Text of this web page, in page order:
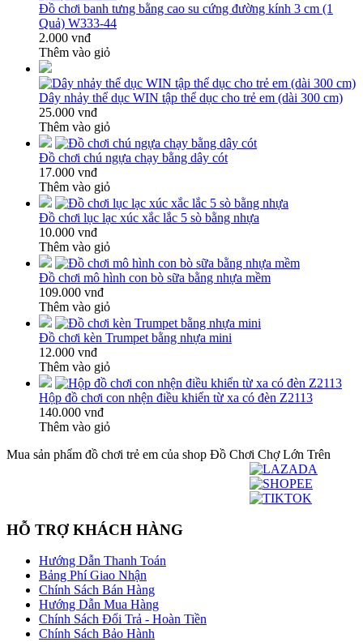
Đồ chơi banh tưng bằng cao su cứng đường kính 3 cm (1
Quả) W333-44
2.000 vnđ
Thêm vào giỏ
Dây nhảy thể dục WIN tập thể dục cho trẻ em (dài 300 cm)
25.000 vnđ
Thêm vào giỏ
Đồ chơi chú ngựa chạy bằng dây cót
17.000 vnđ
Thêm vào giỏ
Đồ chơi lục lạc xúc xắc lắc 5 sò bằng nhựa
10.000 vnđ
Thêm vào giỏ
Đồ chơi mô hình con bò sữa bằng nhựa mềm
109.000 vnđ
Thêm vào giỏ
Đồ chơi kèn Trumpet bằng nhựa mini
12.000 vnđ
Thêm vào giỏ
Hộp đồ chơi con nhện điều khiển từ xa có đèn Z2113
140.000 vnđ
Thêm vào giỏ
Mua sản phẩm đồ chơi trẻ em của shop Đồ Chơi Chợ Lớn Trên
HỖ TRỢ KHÁCH HÀNG
Hướng Dẫn Thanh Toán
Bảng Phí Giao Nhận
Chính Sách Bán Hàng
Hướng Dẫn Mua Hàng
Chính Sách Đổi Trả - Hoàn Tiền
Chính Sách Bảo Hành